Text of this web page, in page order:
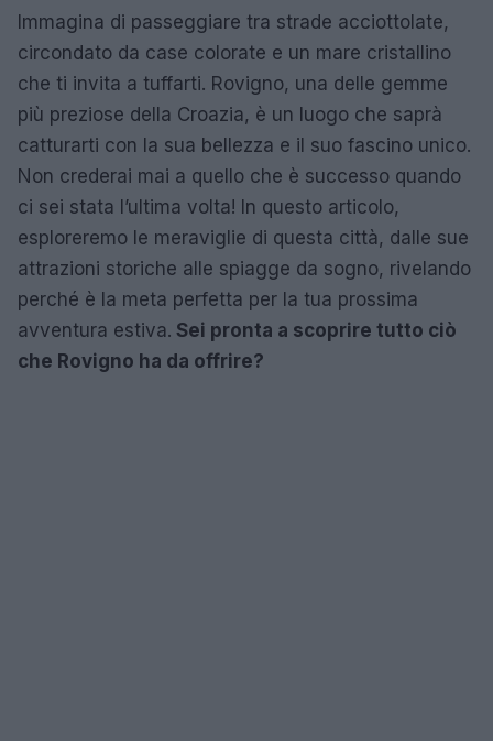
Immagina di passeggiare tra strade acciottolate,
circondato da case colorate e un mare cristallino
che ti invita a tuffarti. Rovigno, una delle gemme
più preziose della Croazia, è un luogo che saprà
catturarti con la sua bellezza e il suo fascino unico.
Non crederai mai a quello che è successo quando
ci sei stata l’ultima volta! In questo articolo,
esploreremo le meraviglie di questa città, dalle sue
attrazioni storiche alle spiagge da sogno, rivelando
perché è la meta perfetta per la tua prossima
avventura estiva. Sei pronta a scoprire tutto ciò
che Rovigno ha da offrire?